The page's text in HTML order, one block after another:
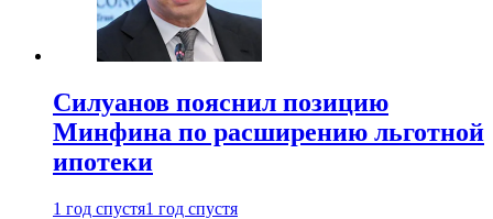
Силуанов пояснил позицию
Минфина по расширению льготной
ипотеки
1 год спустя1 год спустя